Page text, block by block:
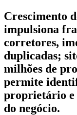
Crescimento
impulsiona
corretores,
duplicadas;
milhões de
permite
proprietário e
do negócio.